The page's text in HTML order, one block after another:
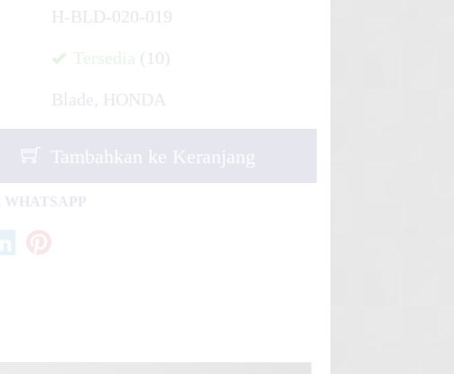
H-BLD-020-019
Tersedia (10)
Blade, HONDA
Tambahkan ke Keranjang
WHATSAPP